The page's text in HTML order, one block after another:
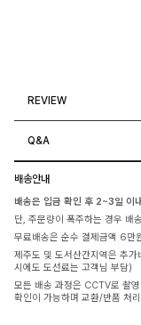
REVIEW
Q&A
배송안내
배송은 입금 확인 후 2~3일 이
단, 주문량이 폭주하는 경우 배
무료배송은 순수 결제금액 6만
제주도 및 도서산간지역은 추
시에도 도선료는 고객님 부담)
모든 배송 과정은 CCTV로 촬
확인이 가능하며 교환/반품 처